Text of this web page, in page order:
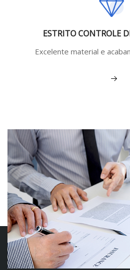
ESTRITO CONTROLE
Excelente material e
Veja